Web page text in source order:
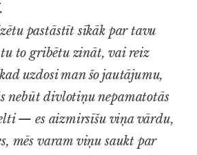
pastāstīt sīkāk par tavu
to gribētu zināt, vai reiz
uzdosi man šo jautājumu,
nebūt divlotiņu nepamatotās
— es aizmirsīšu viņa vārdu,
mēs varam viņu saukt par